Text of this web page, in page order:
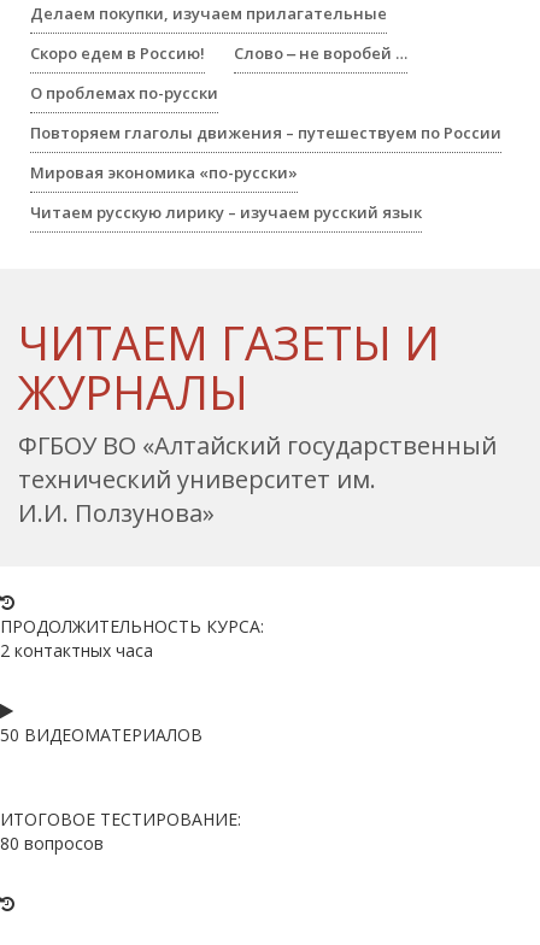
Делаем покупки, изучаем прилагательные
Скоро едем в Россию!
Слово ‒ не воробей …
О проблемах по-русски
Повторяем глаголы движения – путешествуем по России
Мировая экономика «по-русски»
Читаем русскую лирику – изучаем русский язык
ЧИТАЕМ ГАЗЕТЫ И
ЖУРНАЛЫ
ФГБОУ ВО «Алтайский государственный
технический университет им.
И.И. Ползунова»
ПРОДОЛЖИТЕЛЬНОСТЬ КУРСА:
2 контактных часа
50 ВИДЕОМАТЕРИАЛОВ
ИТОГОВОЕ ТЕСТИРОВАНИЕ:
80 вопросов